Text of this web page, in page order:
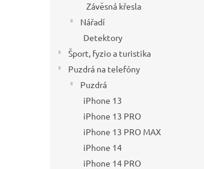
Závěsná křesla
Nářadí
Detektory
Šport, fyzio a turistika
Puzdrá na telefóny
Puzdrá
iPhone 13
iPhone 13 PRO
iPhone 13 PRO MAX
iPhone 14
iPhone 14 PRO